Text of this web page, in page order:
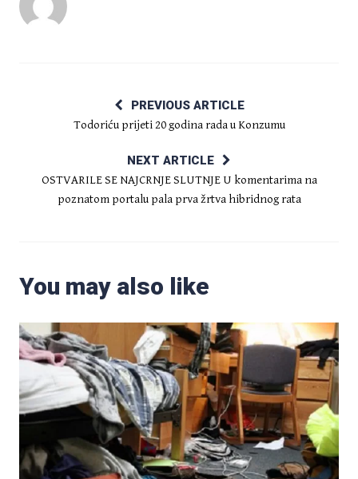
PREVIOUS ARTICLE
Todoriću prijeti 20 godina rada u Konzumu
NEXT ARTICLE
OSTVARILE SE NAJCRNJE SLUTNJE U komentarima na
poznatom portalu pala prva žrtva hibridnog rata
You may also like